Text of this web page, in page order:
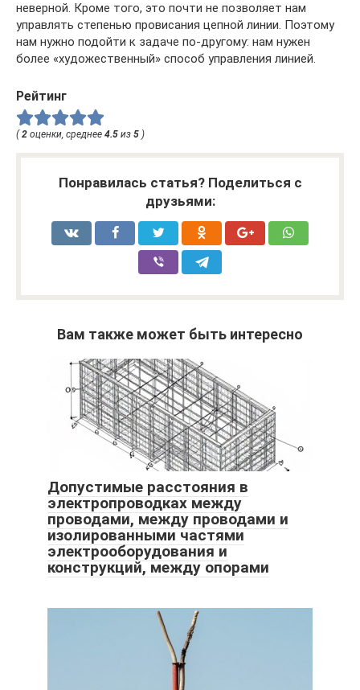
неверной. Кроме того, это почти не позволяет нам
управлять степенью провисания цепной линии. Поэтому
нам нужно подойти к задаче по-другому: нам нужен
более «художественный» способ управления линией.
Рейтинг
( 2 оценки, среднее 4.5 из 5 )
Понравилась статья? Поделиться с
друзьями:
Вам также может быть интересно
Допустимые расстояния в
электропроводках между
проводами, между проводами и
изолированными частями
электрооборудования и
конструкций, между опорами